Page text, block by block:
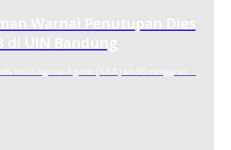
Warnai Penutupan Dies
di UIN Bandung
Studi Agama-Agama (SAA) ke-58 menggelar…